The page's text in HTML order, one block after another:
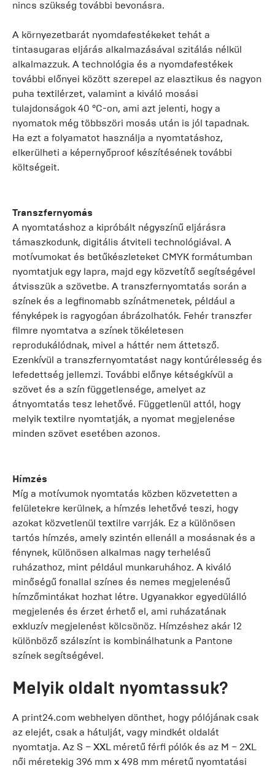
nincs szükség további bevonásra.
A környezetbarát nyomdafestékeket tehát a
tintasugaras eljárás alkalmazásával szitálás nélkül
alkalmazzuk. A technológia és a nyomdafestékek
további előnyei között szerepel az elasztikus és nagyon
puha textilérzet, valamint a kiváló mosási
tulajdonságok 40 °C-on, ami azt jelenti, hogy a
nyomatok még többszöri mosás után is jól tapadnak.
Ha ezt a folyamatot használja a nyomtatáshoz,
elkerülheti a képernyőproof készítésének további
költségeit.
Transzfernyomás
A nyomtatáshoz a kipróbált négyszínű eljárásra
támaszkodunk, digitális átviteli technológiával. A
motívumokat és betűkészleteket CMYK formátumban
nyomtatjuk egy lapra, majd egy közvetítő segítségével
átvisszük a szövetbe. A transzfernyomtatás során a
színek és a legfinomabb színátmenetek, például a
fényképek is ragyogóan ábrázolhatók. Fehér transzfer
filmre nyomtatva a színek tökéletesen
reprodukálódnak, mivel a háttér nem áttetsző.
Ezenkívül a transzfernyomtatást nagy kontúrélesség és
lefedettség jellemzi. További előnye kétségkívül a
szövet és a szín függetlensége, amelyet az
átnyomtatás tesz lehetővé. Függetlenül attól, hogy
melyik textilre nyomtatják, a nyomat megjelenése
minden szövet esetében azonos.
Hímzés
Míg a motívumok nyomtatás közben közvetetten a
felületekre kerülnek, a hímzés lehetővé teszi, hogy
azokat közvetlenül textilre varrják. Ez a különösen
tartós hímzés, amely szintén ellenáll a mosásnak és a
fénynek, különösen alkalmas nagy terhelésű
ruházathoz, mint például munkaruhához. A kiváló
minőségű fonallal színes és nemes megjelenésű
hímzőmintákat hozhat létre. Ugyanakkor egyedülálló
megjelenés és érzet érhető el, ami ruházatának
exkluzív megjelenést kölcsönöz. Hímzéshez akár 12
különböző szálszínt is kombinálhatunk a Pantone
színek segítségével.
Melyik oldalt nyomtassuk?
A print24.com webhelyen dönthet, hogy pólójának csak
az elejét, csak a hátulját, vagy mindkét oldalát
nyomtatja. Az S – XXL méretű férfi pólók és az M – 2XL
női méretekig 396 mm x 498 mm méretű nyomtatási